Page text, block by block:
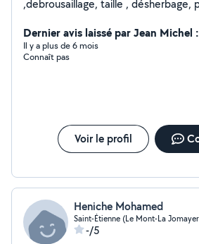
,debrousaillage, taille , désherbage,
Dernier avis laissé par Jean Michel
Il y a plus de 6 mois
Connaît pas
Voir le profil
Heniche Mohamed
Saint-Étienne (Le Mont-La
-/5